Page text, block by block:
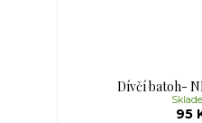
Dívčí batoh-
95